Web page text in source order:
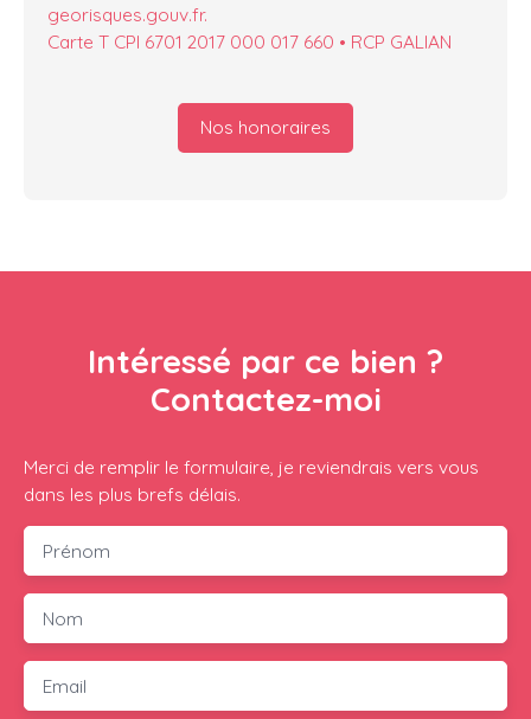
georisques.gouv.fr.
Carte T CPI 6701 2017 000 017 660 • RCP GALIAN
Nos honoraires
Intéressé par ce bien ?
Contactez-moi
Merci de remplir le formulaire, je reviendrais vers vous
dans les plus brefs délais.
Prénom
Nom
Email